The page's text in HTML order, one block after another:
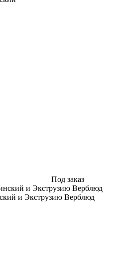
Под заказ
и Экструзию Верблюд